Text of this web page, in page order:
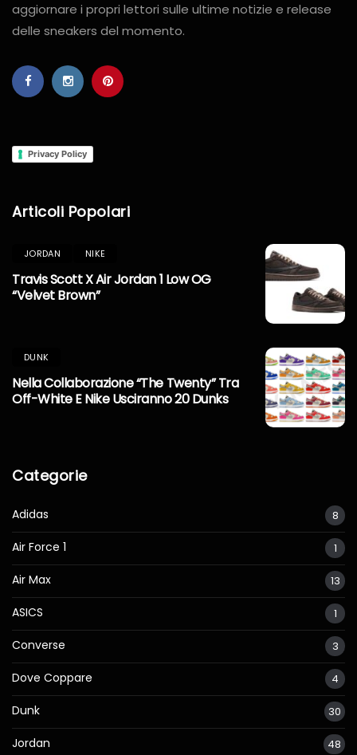
aggiornare i propri lettori sulle ultime notizie e release
delle sneakers del momento.
Privacy Policy
Articoli Popolari
JORDAN NIKE
Travis Scott X Air Jordan 1 Low OG
“Velvet Brown”
DUNK
Nella Collaborazione “The Twenty” Tra
Off-White E Nike Usciranno 20 Dunks
Categorie
Adidas 8
Air Force 1 1
Air Max 13
ASICS 1
Converse 3
Dove Coppare 4
Dunk 30
Jordan 48